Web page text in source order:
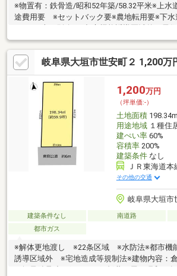
※物置有：鉄骨造/昭和52年築/58.32平米※上
途費用要 ※セットバック要※農地転用要※下
地造成等規制法センチュリー２１真永不動産
幅広い取り扱い物件！〇無料住宅ローン相談
大級の営業スタッフ数！〇キッズスペース完備
知識も豊富です！営業時間9：30～18：00 (
時間帯はお電話でのお問い合わせがスムーズ
岐阜県大垣市世安町２ 1,200万
1,200万円
（坪単価:-）
土地面積198.34m
用途地域１種住
建ぺい率60%
容積率200%
建築条件なし
ＪＲ東海道
その他の交通
岐阜県大垣市
建築条件なし 南道路
都市ガス
※解体更地渡し ※22条区域 ※水防法※都市機
誘導区域外 ※宅地造成等規制法※建物内容：